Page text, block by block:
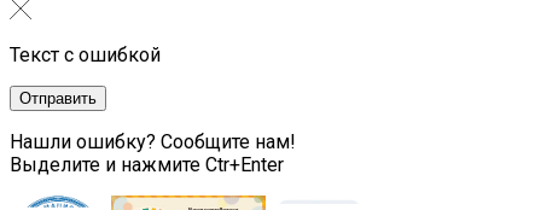
Текст с ошибкой
Нашли ошибку? Сообщите нам!
Выделите и нажмите Ctr+Enter